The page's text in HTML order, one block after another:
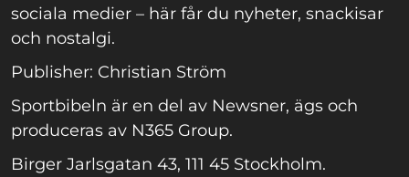
sociala medier – här får du nyheter, snackisar
och nostalgi.
Publisher: Christian Ström
Sportbibeln är en del av Newsner, ägs och
produceras av N365 Group.
Birger Jarlsgatan 43, 111 45 Stockholm.